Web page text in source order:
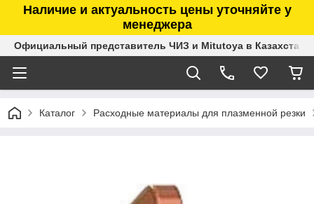
Наличие и актуальность цены уточняйте у
менеджера
Официальный представитель ЧИЗ и Mitutoya в Казахстане
Каталог Расходные материалы для плазменной резки